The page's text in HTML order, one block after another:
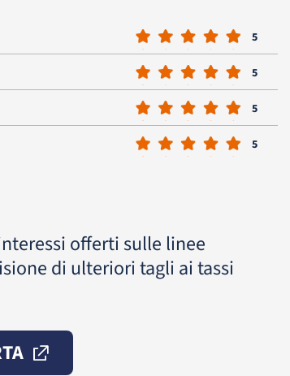
5
5
5
5
offerti sulle linee
di ulteriori tagli ai tassi